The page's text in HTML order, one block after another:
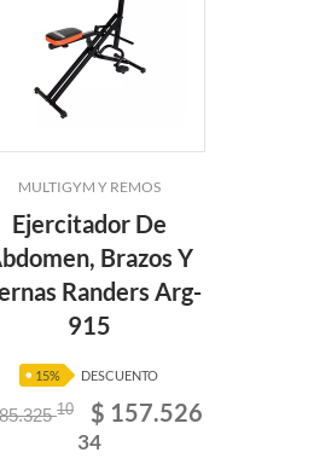
MULTIGYM Y REMOS
Ejercitador De
Brazos Y
Randers Arg-
915
15% DESCUENTO
10 $ 157.526
34